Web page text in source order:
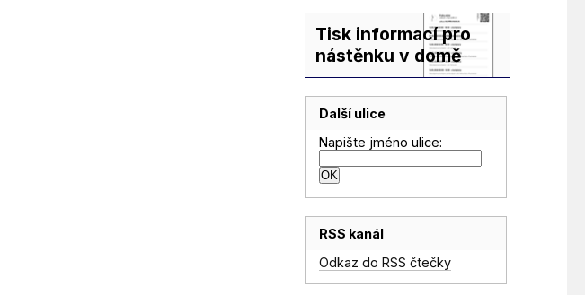
Tisk informací pro
nástěnku v domě
Další ulice
Napište jméno ulice:
RSS kanál
Odkaz do RSS čtečky